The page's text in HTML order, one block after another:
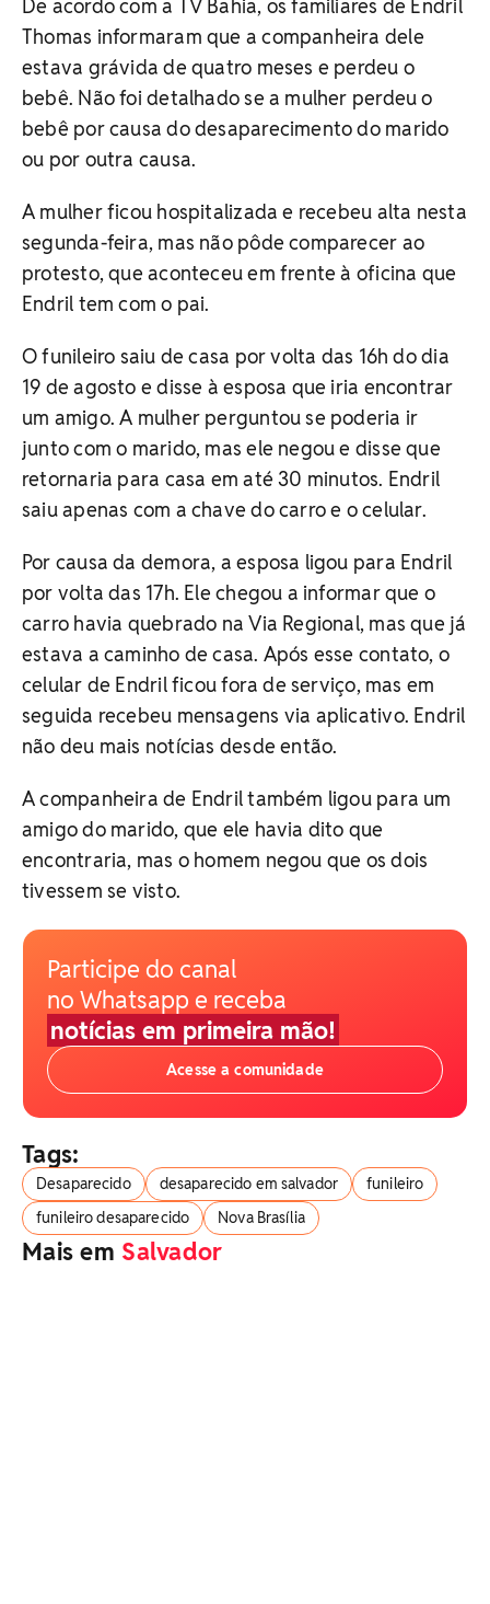
De acordo com a TV Bahia, os familiares de Endril
Thomas informaram que a companheira dele
estava grávida de quatro meses e perdeu o
bebê. Não foi detalhado se a mulher perdeu o
bebê por causa do desaparecimento do marido
ou por outra causa.
A mulher ficou hospitalizada e recebeu alta nesta
segunda-feira, mas não pôde comparecer ao
protesto, que aconteceu em frente à oficina que
Endril tem com o pai.
O funileiro saiu de casa por volta das 16h do dia
19 de agosto e disse à esposa que iria encontrar
um amigo. A mulher perguntou se poderia ir
junto com o marido, mas ele negou e disse que
retornaria para casa em até 30 minutos. Endril
saiu apenas com a chave do carro e o celular.
Por causa da demora, a esposa ligou para Endril
por volta das 17h. Ele chegou a informar que o
carro havia quebrado na Via Regional, mas que já
estava a caminho de casa. Após esse contato, o
celular de Endril ficou fora de serviço, mas em
seguida recebeu mensagens via aplicativo. Endril
não deu mais notícias desde então.
A companheira de Endril também ligou para um
amigo do marido, que ele havia dito que
encontraria, mas o homem negou que os dois
tivessem se visto.
Participe do canal
no Whatsapp e receba
notícias em primeira mão!
Acesse a comunidade
Tags:
Desaparecido desaparecido em salvador
funileiro
funileiro desaparecido
Nova Brasília
Mais em Salvador